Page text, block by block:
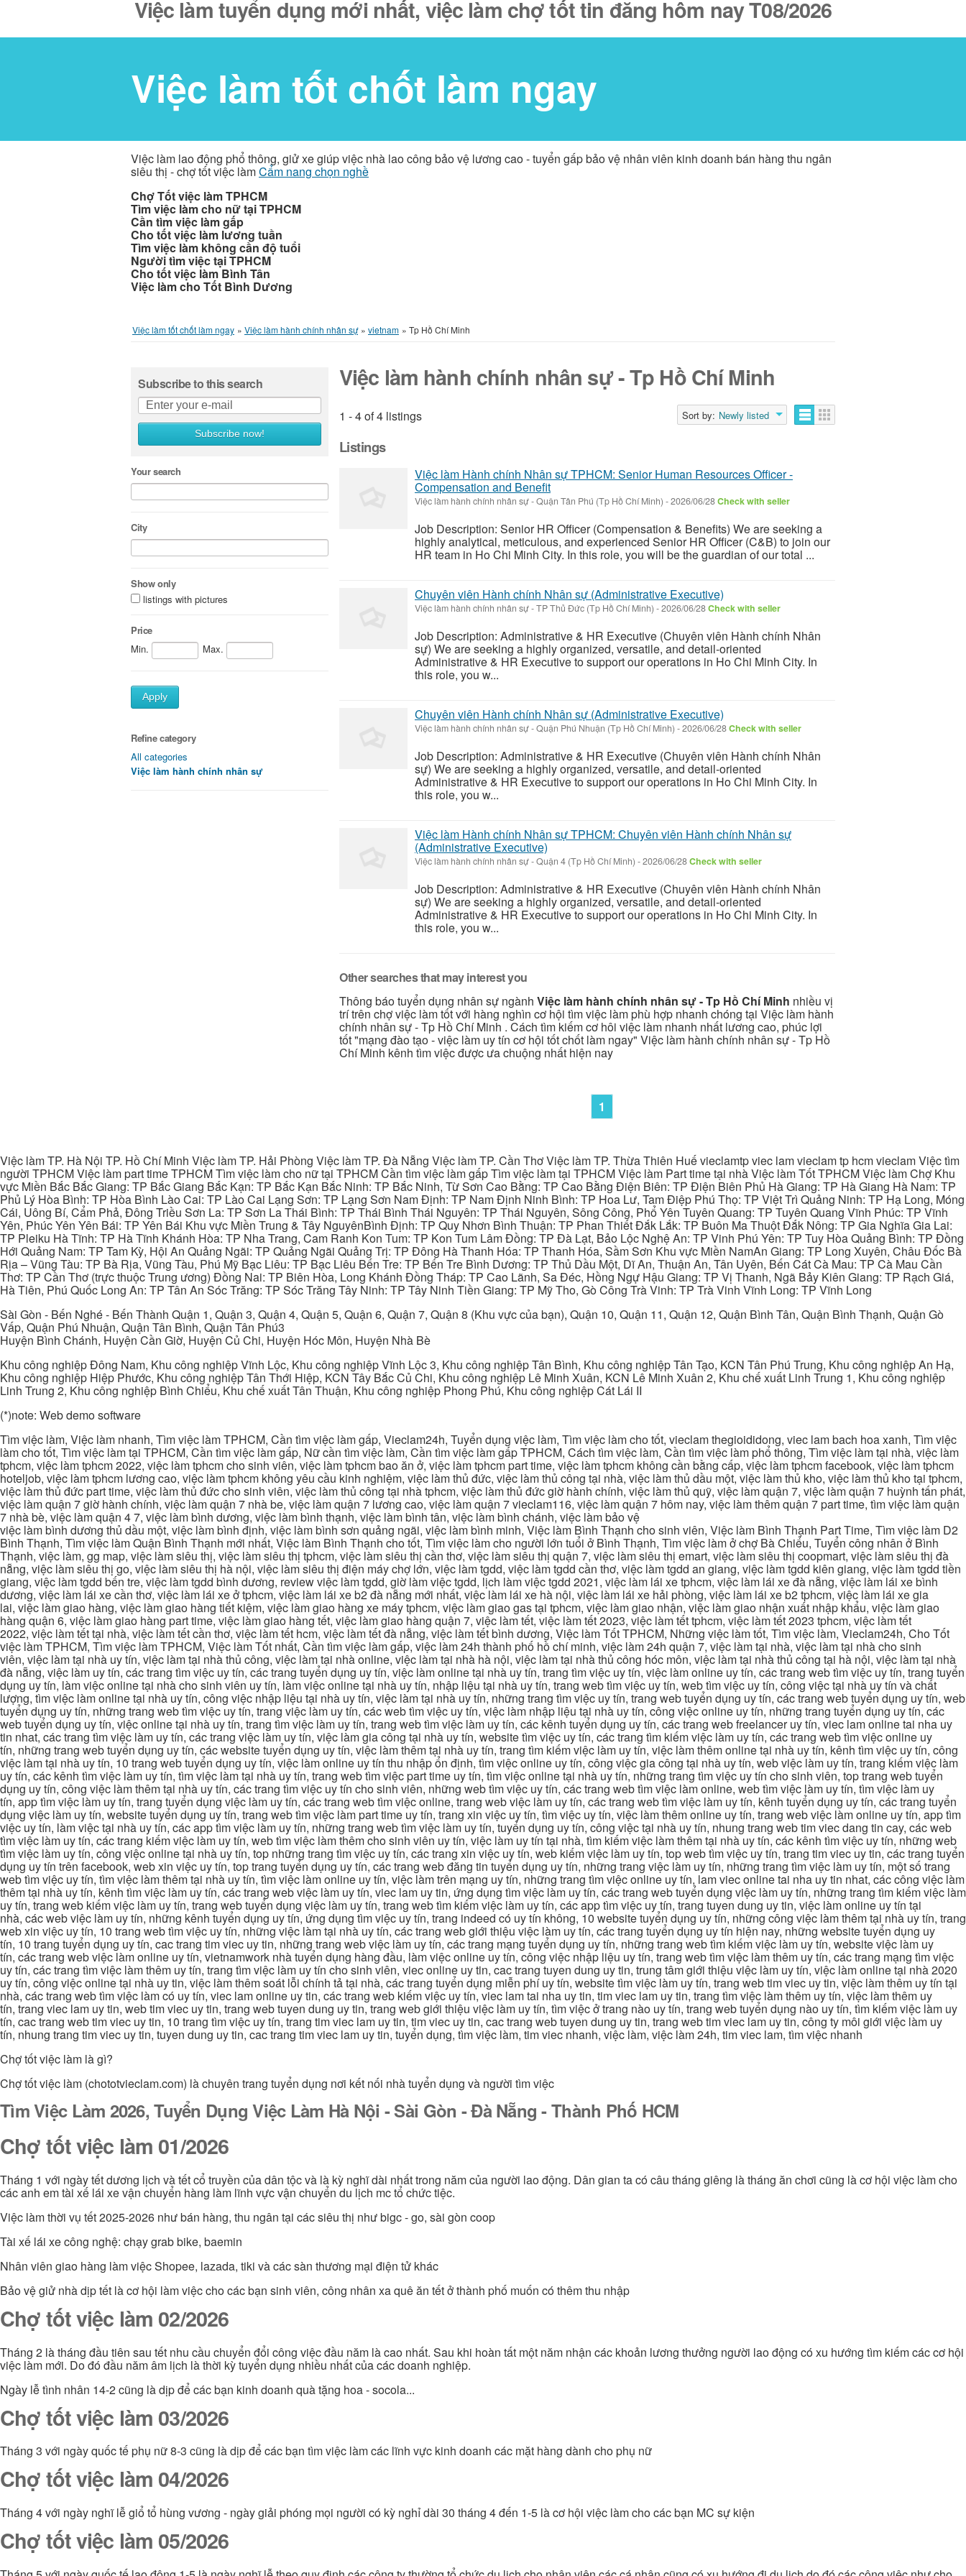
Việc làm tuyển dụng mới nhất, việc làm chợ tốt tin đăng hôm nay T08/2026
Việc làm tốt chốt làm ngay
Việc làm lao động phổ thông, giử xe giúp việc nhà lao công bảo vệ lương cao - tuyển gấp bảo vệ nhân viên kinh doanh bán hàng thu ngân
siêu thị - chợ tốt việc làmCẩm nang chọn nghề
Chợ Tốt việc làm TPHCM
Tìm việc làm cho nữ tại TPHCM
Cần tìm việc làm gấp
Cho tốt việc làm lương tuần
Tìm việc làm không cần độ tuổi
Người tìm việc tại TPHCM
Cho tốt việc làm Bình Tân
Việc làm cho Tốt Bình Dương
Việc làm tốt chốt làm ngay » Việc làm hành chính nhân sự » vietnam » Tp Hồ Chí Minh
Subscribe to this search
Subscribe now!
Your search
City
Show only
listings with pictures
Price
Min.
Max.
Apply
Refine category
All categories
Việc làm hành chính nhân sự
Việc làm hành chính nhân sự - Tp Hồ Chí Minh
1 - 4 of 4 listings Sort by: Newly listed
Listings
Việc làm Hành chính Nhân sự TPHCM: Senior Human Resources Officer -
Compensation and Benefit
Việc làm hành chính nhân sự-Quận Tân Phú (Tp Hồ Chí Minh) -2026/06/28Check with seller
Job Description: Senior HR Officer (Compensation & Benefits) We are seeking a
highly analytical, meticulous, and experienced Senior HR Officer (C&B) to join our
HR team in Ho Chi Minh City. In this role, you will be the guardian of our total ...
Chuyên viên Hành chính Nhân sự (Administrative Executive)
Việc làm hành chính nhân sự-TP Thủ Đức (Tp Hồ Chí Minh) -2026/06/28Check with seller
Job Description: Administrative & HR Executive (Chuyên viên Hành chính Nhân
sự) We are seeking a highly organized, versatile, and detail-oriented
Administrative & HR Executive to support our operations in Ho Chi Minh City. In
this role, you w...
Chuyên viên Hành chính Nhân sự (Administrative Executive)
Việc làm hành chính nhân sự-Quận Phú Nhuận (Tp Hồ Chí Minh) -2026/06/28Check with seller
Job Description: Administrative & HR Executive (Chuyên viên Hành chính Nhân
sự) We are seeking a highly organized, versatile, and detail-oriented
Administrative & HR Executive to support our operations in Ho Chi Minh City. In
this role, you w...
Việc làm Hành chính Nhân sự TPHCM: Chuyên viên Hành chính Nhân sự
(Administrative Executive)
Việc làm hành chính nhân sự-Quận 4 (Tp Hồ Chí Minh) -2026/06/28Check with seller
Job Description: Administrative & HR Executive (Chuyên viên Hành chính Nhân
sự) We are seeking a highly organized, versatile, and detail-oriented
Administrative & HR Executive to support our operations in Ho Chi Minh City. In
this role, you w...
Other searches that may interest you
Thông báo tuyển dụng nhân sự ngành Việc làm hành chính nhân sự - Tp Hồ Chí Minh nhiều vị
trí trên chợ việc làm tốt với hàng nghìn cơ hội tìm việc làm phù hợp nhanh chóng tại Việc làm hành
chính nhân sự - Tp Hồ Chí Minh . Cách tìm kiếm cơ hôi việc làm nhanh nhất lương cao, phúc lợi
tốt "mạng đào tạo - việc làm uy tín cơ hội tốt chốt làm ngay" Việc làm hành chính nhân sự - Tp Hồ
Chí Minh kênh tìm việc được ưa chuộng nhất hiện nay
1
Việc làm TP. Hà Nội TP. Hồ Chí Minh Việc làm TP. Hải Phòng Việc làm TP. Đà Nẵng Việc làm TP. Cần Thơ Việc làm TP. Thừa Thiên Huế vieclamtp viec lam vieclam tp hcm vieclam Việc tìm
người TPHCM Việc làm part time TPHCM Tìm việc làm cho nữ tại TPHCM Cần tìm việc làm gấp Tìm việc làm tại TPHCM Việc làm Part time tại nhà Việc làm Tốt TPHCM Việc làm Chợ Khu
vực Miền Bắc Bắc Giang: TP Bắc Giang Bắc Kạn: TP Bắc Kạn Bắc Ninh: TP Bắc Ninh, Từ Sơn Cao Bằng: TP Cao Bằng Điện Biên: TP Điện Biên Phủ Hà Giang: TP Hà Giang Hà Nam: TP
Phủ Lý Hòa Bình: TP Hòa Bình Lào Cai: TP Lào Cai Lạng Sơn: TP Lạng Sơn Nam Định: TP Nam Định Ninh Bình: TP Hoa Lư, Tam Điệp Phú Thọ: TP Việt Trì Quảng Ninh: TP Hạ Long, Móng
Cái, Uông Bí, Cẩm Phả, Đông Triều Sơn La: TP Sơn La Thái Bình: TP Thái Bình Thái Nguyên: TP Thái Nguyên, Sông Công, Phổ Yên Tuyên Quang: TP Tuyên Quang Vĩnh Phúc: TP Vĩnh
Yên, Phúc Yên Yên Bái: TP Yên Bái Khu vực Miền Trung & Tây NguyênBình Định: TP Quy Nhơn Bình Thuận: TP Phan Thiết Đắk Lắk: TP Buôn Ma Thuột Đắk Nông: TP Gia Nghĩa Gia Lai:
TP Pleiku Hà Tĩnh: TP Hà Tĩnh Khánh Hòa: TP Nha Trang, Cam Ranh Kon Tum: TP Kon Tum Lâm Đồng: TP Đà Lạt, Bảo Lộc Nghệ An: TP Vinh Phú Yên: TP Tuy Hòa Quảng Bình: TP Đồng
Hới Quảng Nam: TP Tam Kỳ, Hội An Quảng Ngãi: TP Quảng Ngãi Quảng Trị: TP Đông Hà Thanh Hóa: TP Thanh Hóa, Sầm Sơn Khu vực Miền NamAn Giang: TP Long Xuyên, Châu Đốc Bà
Rịa – Vũng Tàu: TP Bà Rịa, Vũng Tàu, Phú Mỹ Bạc Liêu: TP Bạc Liêu Bến Tre: TP Bến Tre Bình Dương: TP Thủ Dầu Một, Dĩ An, Thuận An, Tân Uyên, Bến Cát Cà Mau: TP Cà Mau Cần
Thơ: TP Cần Thơ (trực thuộc Trung ương) Đồng Nai: TP Biên Hòa, Long Khánh Đồng Tháp: TP Cao Lãnh, Sa Đéc, Hồng Ngự Hậu Giang: TP Vị Thanh, Ngã Bảy Kiên Giang: TP Rạch Giá,
Hà Tiên, Phú Quốc Long An: TP Tân An Sóc Trăng: TP Sóc Trăng Tây Ninh: TP Tây Ninh Tiền Giang: TP Mỹ Tho, Gò Công Trà Vinh: TP Trà Vinh Vĩnh Long: TP Vĩnh Long
Sài Gòn - Bến Nghé - Bến Thành Quận 1, Quận 3, Quận 4, Quận 5, Quận 6, Quận 7, Quận 8 (Khu vực của bạn), Quận 10, Quận 11, Quận 12, Quận Bình Tân, Quận Bình Thạnh, Quận Gò
Vấp, Quận Phú Nhuận, Quận Tân Bình, Quận Tân Phú3
Huyện Bình Chánh, Huyện Cần Giờ, Huyện Củ Chi, Huyện Hóc Môn, Huyện Nhà Bè
Khu công nghiệp Đông Nam, Khu công nghiệp Vĩnh Lộc, Khu công nghiệp Vĩnh Lộc 3, Khu công nghiệp Tân Bình, Khu công nghiệp Tân Tạo, KCN Tân Phú Trung, Khu công nghiệp An Hạ,
Khu công nghiệp Hiệp Phước, Khu công nghiệp Tân Thới Hiệp, KCN Tây Bắc Củ Chi, Khu công nghiệp Lê Minh Xuân, KCN Lê Minh Xuân 2, Khu chế xuất Linh Trung 1, Khu công nghiệp
Linh Trung 2, Khu công nghiệp Bình Chiểu, Khu chế xuất Tân Thuận, Khu công nghiệp Phong Phú, Khu công nghiệp Cát Lái II
(*)note: Web demo software
Tìm việc làm, Việc làm nhanh, Tìm việc làm TPHCM, Cần tìm việc làm gấp, Vieclam24h, Tuyển dụng việc làm, Tìm việc làm cho tốt, vieclam thegioididong, viec lam bach hoa xanh, Tìm việc
làm cho tốt, Tìm việc làm tại TPHCM, Cần tìm việc làm gấp, Nữ cần tìm việc làm, Cần tìm việc làm gấp TPHCM, Cách tìm việc làm, Cần tìm việc làm phổ thông, Tìm việc làm tại nhà, việc làm
tphcm, việc làm tphcm 2022, việc làm tphcm cho sinh viên, việc làm tphcm bao ăn ở, việc làm tphcm part time, việc làm tphcm không cần bằng cấp, việc làm tphcm facebook, việc làm tphcm
hoteljob, việc làm tphcm lương cao, việc làm tphcm không yêu cầu kinh nghiệm, việc làm thủ đức, việc làm thủ công tại nhà, việc làm thủ dầu một, việc làm thủ kho, việc làm thủ kho tại tphcm,
việc làm thủ đức part time, việc làm thủ đức cho sinh viên, việc làm thủ công tại nhà tphcm, việc làm thủ đức giờ hành chính, việc làm thủ quỹ, việc làm quận 7, việc làm quận 7 huỳnh tấn phát,
việc làm quận 7 giờ hành chính, việc làm quận 7 nhà be, việc làm quận 7 lương cao, việc làm quận 7 vieclam116, việc làm quận 7 hôm nay, việc làm thêm quận 7 part time, tìm việc làm quận
7 nhà bè, việc làm quận 4 7, việc làm bình dương, việc làm bình thạnh, việc làm bình tân, việc làm bình chánh, việc làm bảo vệ
việc làm bình dương thủ dầu một, việc làm bình định, việc làm bình sơn quảng ngãi, việc làm bình minh, Việc làm Bình Thạnh cho sinh viên, Việc làm Bình Thạnh Part Time, Tìm việc làm D2
Bình Thạnh, Tìm việc làm Quận Bình Thạnh mới nhất, Việc làm Bình Thạnh cho tốt, Tìm việc làm cho người lớn tuổi ở Bình Thạnh, Tìm việc làm ở chợ Bà Chiểu, Tuyển công nhân ở Bình
Thạnh, việc làm, gg map, việc làm siêu thị, việc làm siêu thị tphcm, việc làm siêu thị cần thơ, việc làm siêu thị quận 7, việc làm siêu thị emart, việc làm siêu thị coopmart, việc làm siêu thị đà
nẵng, việc làm siêu thị go, việc làm siêu thị hà nội, việc làm siêu thị điện máy chợ lớn, việc làm tgdd, việc làm tgdd cần thơ, việc làm tgdd an giang, việc làm tgdd kiên giang, việc làm tgdd tiền
giang, việc làm tgdd bến tre, việc làm tgdd bình dương, review việc làm tgdd, giờ làm việc tgdd, lịch làm việc tgdd 2021, việc làm lái xe tphcm, việc làm lái xe đà nẵng, việc làm lái xe bình
dương, việc làm lái xe cần thơ, việc làm lái xe ở tphcm, việc làm lái xe b2 đà nẵng mới nhất, việc làm lái xe hà nội, việc làm lái xe hải phòng, việc làm lái xe b2 tphcm, việc làm lái xe gia
lai, việc làm giao hàng, việc làm giao hàng tiết kiệm, việc làm giao hàng xe máy tphcm, việc làm giao gas tại tphcm, việc làm giao nhận, việc làm giao nhận xuất nhập khẩu, việc làm giao
hàng quận 6, việc làm giao hàng part time, việc làm giao hàng tết, việc làm giao hàng quận 7, việc làm tết, việc làm tết 2023, việc làm tết tphcm, việc làm tết 2023 tphcm, việc làm tết
2022, việc làm tết tại nhà, việc làm tết cần thơ, việc làm tết hcm, việc làm tết đà nẵng, việc làm tết bình dương, Việc làm Tốt TPHCM, Những việc làm tốt, Tìm việc làm, Vieclam24h, Cho Tốt
việc làm TPHCM, Tìm việc làm TPHCM, Việc làm Tốt nhất, Cần tìm việc làm gấp, việc làm 24h thành phố hồ chí minh, việc làm 24h quận 7, việc làm tại nhà, việc làm tại nhà cho sinh
viên, việc làm tại nhà uy tín, việc làm tại nhà thủ công, việc làm tại nhà online, việc làm tại nhà hà nội, việc làm tại nhà thủ công hóc môn, việc làm tại nhà thủ công tại hà nội, việc làm tại nhà
đà nẵng, việc làm uy tín, các trang tìm việc uy tín, các trang tuyển dụng uy tín, việc làm online tại nhà uy tín, trang tìm việc uy tín, việc làm online uy tín, các trang web tìm việc uy tín, trang tuyển
dụng uy tín, làm việc online tại nhà cho sinh viên uy tín, làm việc online tại nhà uy tín, nhập liệu tại nhà uy tín, trang web tìm việc uy tín, web tìm việc uy tín, công việc tại nhà uy tín và chất
lượng, tìm việc làm online tại nhà uy tín, công việc nhập liệu tại nhà uy tín, việc làm tại nhà uy tín, những trang tìm việc uy tín, trang web tuyển dụng uy tín, các trang web tuyển dụng uy tín, web
tuyển dụng uy tín, những trang web tìm việc uy tín, trang việc làm uy tín, các web tìm việc uy tín, việc làm nhập liệu tại nhà uy tín, công việc online uy tín, những trang tuyển dụng uy tín, các
web tuyển dụng uy tín, việc online tại nhà uy tín, trang tìm việc làm uy tín, trang web tìm việc làm uy tín, các kênh tuyển dụng uy tín, các trang web freelancer uy tín, viec lam online tai nha uy
tin nhat, các trang tìm việc làm uy tín, các trang việc làm uy tín, việc làm gia công tại nhà uy tín, website tìm việc uy tín, các trang tìm kiếm việc làm uy tín, các trang web tìm việc online uy
tín, những trang web tuyển dụng uy tín, các website tuyển dụng uy tín, việc làm thêm tại nhà uy tín, trang tìm kiếm việc làm uy tín, việc làm thêm online tại nhà uy tín, kênh tìm việc uy tín, công
việc làm tại nhà uy tín, 10 trang web tuyển dụng uy tín, việc làm online uy tín thu nhập ổn định, tìm việc online uy tín, công việc gia công tại nhà uy tín, web việc làm uy tín, trang kiếm việc làm
uy tín, các kênh tìm việc làm uy tín, tìm việc làm tại nhà uy tín, trang web tìm việc part time uy tín, tìm việc online tại nhà uy tín, những trang tìm việc uy tín cho sinh viên, top trang web tuyển
dụng uy tín, công việc làm thêm tại nhà uy tín, các trang tìm việc uy tín cho sinh viên, những web tìm việc uy tín, các trang web tìm việc làm online, web tìm việc làm uy tín, tìm việc làm uy
tín, app tìm việc làm uy tín, trang tuyển dụng việc làm uy tín, các trang web tìm việc online, trang web việc làm uy tín, các trang web tìm việc làm uy tín, kênh tuyển dụng uy tín, các trang tuyển
dụng việc làm uy tín, website tuyển dụng uy tín, trang web tìm việc làm part time uy tín, trang xin việc uy tín, tìm việc uy tín, việc làm thêm online uy tín, trang web việc làm online uy tín, app tìm
việc uy tín, làm việc tại nhà uy tín, các app tìm việc làm uy tín, những trang web tìm việc làm uy tín, tuyển dụng uy tín, công việc tại nhà uy tín, nhung trang web tim viec dang tin cay, các web
tìm việc làm uy tín, các trang kiếm việc làm uy tín, web tìm việc làm thêm cho sinh viên uy tín, việc làm uy tín tại nhà, tìm kiếm việc làm thêm tại nhà uy tín, các kênh tìm việc uy tín, những web
tìm việc làm uy tín, công việc online tại nhà uy tín, top những trang tìm việc uy tín, các trang xin việc uy tín, web kiếm việc làm uy tín, top web tìm việc uy tín, trang tim viec uy tin, các trang tuyển
dụng uy tín trên facebook, web xin việc uy tín, top trang tuyển dụng uy tín, các trang web đăng tin tuyển dụng uy tín, những trang việc làm uy tín, những trang tìm việc làm uy tín, một số trang
web tìm việc uy tín, tìm việc làm thêm tại nhà uy tín, tìm việc làm online uy tín, việc làm trên mạng uy tín, những trang tìm việc online uy tín, lam viec online tai nha uy tin nhat, các công việc làm
thêm tại nhà uy tín, kênh tìm việc làm uy tín, các trang web việc làm uy tín, viec lam uy tin, ứng dụng tìm việc làm uy tín, các trang web tuyển dụng việc làm uy tín, những trang tìm kiếm việc làm
uy tín, trang web kiếm việc làm uy tín, trang web tuyển dụng việc làm uy tín, trang web tìm kiếm việc làm uy tín, các app tìm việc uy tín, trang tuyen dung uy tin, việc làm online uy tín tại
nhà, các web việc làm uy tín, những kênh tuyển dụng uy tín, ứng dụng tìm việc uy tín, trang indeed có uy tín không, 10 website tuyển dụng uy tín, những công việc làm thêm tại nhà uy tín, trang
web xin việc uy tín, 10 trang web tìm việc uy tín, những việc làm tại nhà uy tín, các trang web giới thiệu việc làm uy tín, các trang tuyển dụng uy tín hiện nay, những website tuyển dụng uy
tín, 10 trang tuyển dụng uy tín, cac trang tim viec uy tin, những trang web việc làm uy tín, các trang mạng tuyển dụng uy tín, những trang web tìm kiếm việc làm uy tín, website việc làm uy
tín, các trang web việc làm online uy tín, vietnamwork nhà tuyển dụng hàng đầu, làm việc online uy tín, công việc nhập liệu uy tín, trang web tìm việc làm thêm uy tín, các trang mạng tìm việc
uy tín, các trang tìm việc làm thêm uy tín, trang tìm việc làm uy tín cho sinh viên, viec online uy tin, cac trang tuyen dung uy tin, trung tâm giới thiệu việc làm uy tín, việc làm online tại nhà 2020
uy tín, công việc online tại nhà uy tin, việc làm thêm soát lỗi chính tả tại nhà, các trang tuyển dụng miễn phí uy tín, website tìm việc làm uy tín, trang web tim viec uy tin, việc làm thêm uy tín tại
nhà, các trang web tìm việc làm có uy tín, viec lam online uy tin, các trang web kiếm việc uy tín, viec lam tai nha uy tin, tim viec lam uy tin, trang tìm việc làm thêm uy tín, việc làm thêm uy
tín, trang viec lam uy tin, web tim viec uy tin, trang web tuyen dung uy tin, trang web giới thiệu việc làm uy tín, tìm việc ở trang nào uy tín, trang web tuyển dụng nào uy tín, tìm kiếm việc làm uy
tín, cac trang web tim viec uy tin, 10 trang tìm việc uy tín, trang tim viec lam uy tin, tim viec uy tin, cac trang web tuyen dung uy tin, trang web tim viec lam uy tin, công ty môi giới việc làm uy
tín, nhung trang tim viec uy tin, tuyen dung uy tin, cac trang tim viec lam uy tin, tuyển dụng, tìm việc làm, tim viec nhanh, việc làm, việc làm 24h, tim viec lam, tìm việc nhanh
Chợ tốt việc làm là gì?
Chợ tốt việc làm (chototvieclam.com) là chuyên trang tuyển dụng nơi kết nối nhà tuyển dụng và người tìm việc
Tìm Việc Làm 2026, Tuyển Dụng Việc Làm Hà Nội - Sài Gòn - Đà Nẵng - Thành Phố HCM
Chợ tốt việc làm 01/2026
Tháng 1 với ngày tết dương lịch và tết cổ truyền của dân tộc và là kỳ nghĩ dài nhất trong năm của người lao động. Dân gian ta có câu tháng giêng là tháng ăn chơi cũng là cơ hội việc làm cho
các anh em tài xế lái xe vận chuyển hàng làm lĩnh vực vận chuyển du lịch mc tổ chức tiệc.
Việc làm thời vụ tết 2025-2026 như bán hàng, thu ngân tại các siêu thị như bigc - go, sài gòn coop
Tài xế lái xe công nghệ: chạy grab bike, baemin
Nhân viên giao hàng làm việc Shopee, lazada, tiki và các sàn thương mại điện tử khác
Bảo vệ giử nhà dịp tết là cơ hội làm việc cho các bạn sinh viên, công nhân xa quê ăn tết ở thành phố muốn có thêm thu nhập
Chợ tốt việc làm 02/2026
Tháng 2 là tháng đầu tiên sau tết nhu cầu chuyển đổi công việc đầu năm là cao nhất. Sau khi hoàn tất một năm nhận các khoản lương thưởng người lao động có xu hướng tìm kiếm các cơ hội
việc làm mới. Do đó đầu năm âm lịch là thời kỳ tuyển dụng nhiều nhất của các doanh nghiệp.
Ngày lễ tình nhân 14-2 cũng là dịp để các bạn kinh doanh quà tặng hoa - socola...
Chợ tốt việc làm 03/2026
Tháng 3 với ngày quốc tế phụ nữ 8-3 cũng là dịp để các bạn tìm việc làm các lĩnh vực kinh doanh các mặt hàng dành cho phụ nữ
Chợ tốt việc làm 04/2026
Tháng 4 với ngày nghĩ lễ giổ tổ hùng vương - ngày giải phóng mọi người có kỳ nghỉ dài 30 tháng 4 đến 1-5 là cơ hội việc làm cho các bạn MC sự kiện
Chợ tốt việc làm 05/2026